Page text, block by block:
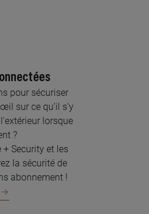
pour sécuriser
sur ce qu’il s’y
lorsque
?
Security et les
la sécurité de
abonnement !